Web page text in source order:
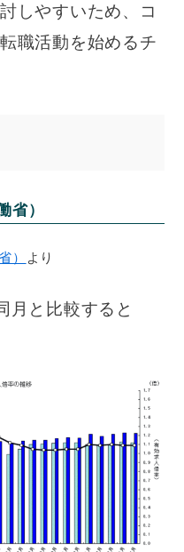
しやすいため、コ
職活動を始めるチ
省）
） より
月と比較すると